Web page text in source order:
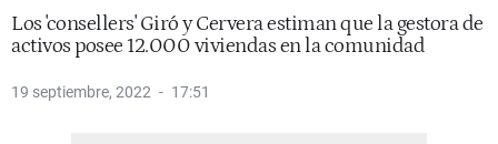
Los 'consellers' Giró y Cervera estiman que la gestora de
activos posee 12.000 viviendas en la comunidad
19 septiembre, 2022 17:51